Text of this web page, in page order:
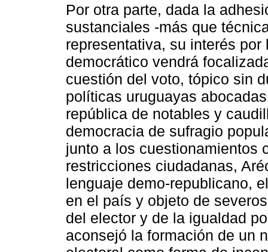
Por otra parte, dada la
sustanciales -más que
representativa, su interés
democrático vendrá
cuestión del voto, tópico sin
políticas uruguayas
república de notables y
democracia de sufragio
junto a los cuestionamientos
restricciones ciudadanas,
lenguaje demo-republicano,
en el país y objeto de
del elector y de la igualdad
aconsejó la formación de un